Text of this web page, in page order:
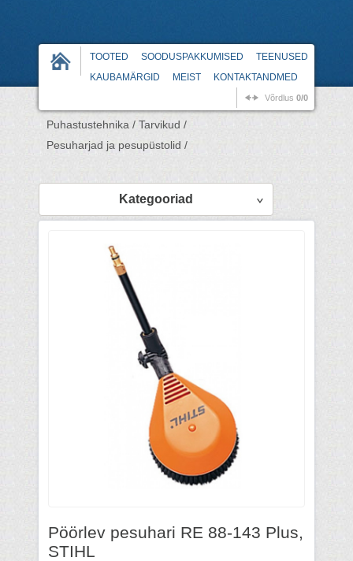
TOOTED SOODUSPAKKUMISED
TEENUSED
KAUBAMÄRGID
MEIST KONTAKTANDMED
Võrdlus 0/0
Puhastustehnika / Tarvikud /
Pesuharjad ja pesupüstolid /
Kategooriad
Pöörlev pesuhari RE 88-143 Plus,
STIHL